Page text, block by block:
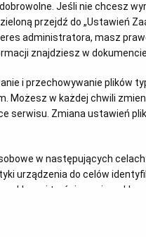
i ojciec gromadki 53
Helę doznaje kontuzji
księżniczek. Przekonany,
ze złem i nieść
która czuje się w
Ku jej zaskoczeniu
do złudzenia
Jeśli nie chcesz
przejdź do „Ustawień
administratora, masz
znajdziesz w dokumencie
i przechowywanie plików
Możesz w każdej chwili
serwisu. Zmiana ustawień
w następujących celach:
urządzenia do celów
i treści, pomiar reklam